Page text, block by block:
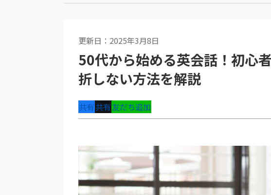
更新日：2025年3月8日
50代から始める英会話！初心
折しない方法を解説
共有共有友だち追加